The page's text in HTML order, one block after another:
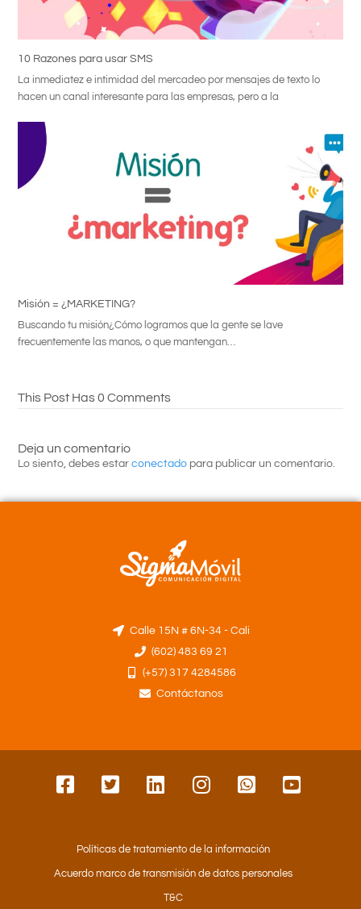
10 Razones para usar SMS
La inmediatez e intimidad del mercadeo por mensajes de texto lo
hacen un canal interesante para las empresas, pero a la
Misión = ¿MARKETING?
Buscando tu misión¿Cómo logramos que la gente se lave
frecuentemente las manos, o que mantengan…
This Post Has 0 Comments
Deja un comentario
Lo siento, debes estarconectado para publicar un comentario.
Calle 15N # 6N-34 - Cali
(602) 483 69 21
(+57) 317 4284586
Contáctanos
Políticas de tratamiento de la información
Acuerdo marco de transmisión de datos personales
T&C